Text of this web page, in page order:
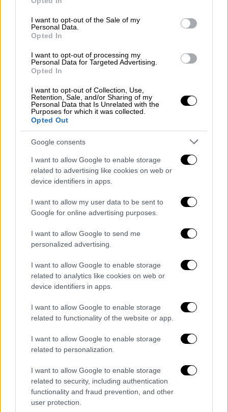
use your data for below specified purposes in below Google
consent section.
I want to opt-out of the Sale of my
Personal Data.
Opted In
I want to opt-out of processing my
Personal Data for Targeted Advertising.
Opted In
I want to opt-out of Collection, Use,
Retention, Sale, and/or Sharing of my
Personal Data that Is Unrelated with the
Purposes for which it was collected.
Opted Out
Google consents
I want to allow Google to enable storage
related to advertising like cookies on web or
device identifiers in apps.
I want to allow my user data to be sent to
Google for online advertising purposes.
I want to allow Google to send me
personalized advertising.
I want to allow Google to enable storage
related to analytics like cookies on web or
device identifiers in apps.
I want to allow Google to enable storage
related to functionality of the website or app.
I want to allow Google to enable storage
related to personalization.
I want to allow Google to enable storage
related to security, including authentication
functionality and fraud prevention, and other
user protection.
ισχυρισμό προς το κοινό του Σουδάν ότι «ο
σκοπός τους είναι να απελευθερώσουν μια
μέρα την Ιερουσαλήμ».
Ενώ ο κόσμος επικεντρώνεται στο να φέρει
τα συγκρουόμενα μέρη στο τραπέζι των
διαπραγματεύσεων και να επιτύχει μια
διαρκή κατάπαυση του πυρός στο Σουδάν, οι
εξωτερικοί παράγοντες που διεξάγουν μπρα
ντε φερ για το Σουδάν είναι αυτοί που
πρέπει να σταματήσουν τη διαμάχη μεταξύ
τους. Αυτό ακριβώς είναι το ζουμί και η
ουσία της υπόθεσης», αναφέρει η Γενί
Σαφάκ.
«Το Σουδάν, μια χώρα από χρυσό»
δυνάμεις επηρεάζουν τοΣουδάν
. Μιλώντας
Μιλιέτ
, ο καθηγητής Αχμέτ Καβάς, ο
οποίος διετέλεσε πρέσβης της Τουρκίας
στην αφρικανική ήπειρο, εξήγησε τις χώρες
με τις οποίες συνεργάζονται οι δύο
αντίπαλες δυνάμεις στο Σουδάν.
Το 2015, ο Dagalo ανταποκρίθηκε στο
αίτημα της Σαουδικής Αραβίας και των
Ηνωμένων Αραβικών Εμιράτων με τις
Δυνάμεις Ταχείας Υποστήριξης κατά των
Χούθι στην Υεμένη. Καθώς ανακαλύφθηκαν
τα ορυχεία στην περιοχή [σσ. ενν. Σουδάν], η
ειρήνη χάθηκε. Ο Dagalo ήταν έμπορος